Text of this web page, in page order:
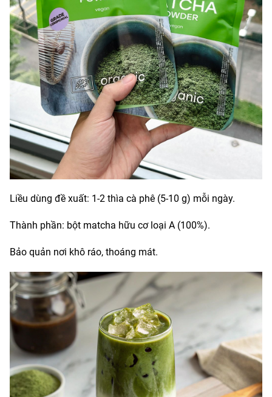
Liều dùng đề xuất: 1-2 thìa cà phê (5-10 g) mỗi ngày.
Thành phần: bột matcha hữu cơ loại A (100%).
Bảo quản nơi khô ráo, thoáng mát.